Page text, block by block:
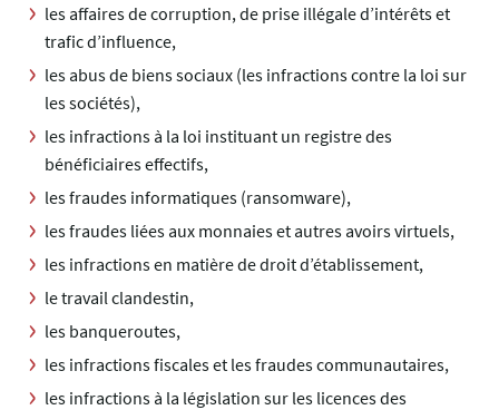
les affaires de corruption, de prise illégale d’intérêts et
trafic d’influence,
les abus de biens sociaux (les infractions contre la loi sur
les sociétés),
les infractions à la loi instituant un registre des
bénéficiaires effectifs,
les fraudes informatiques (ransomware),
les fraudes liées aux monnaies et autres avoirs virtuels,
les infractions en matière de droit d’établissement,
le travail clandestin,
les banqueroutes,
les infractions fiscales et les fraudes communautaires,
les infractions à la législation sur les licences des